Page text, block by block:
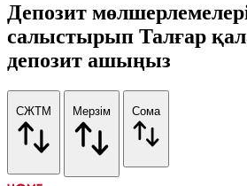
Депозит
салыстырып Талғар
депозит ашыңыз
СЖТМ Мерзім Сома